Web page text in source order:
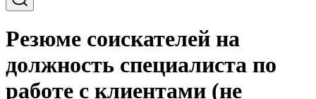
Резюме соискателей на
должность специалиста по
работе с клиентами (не